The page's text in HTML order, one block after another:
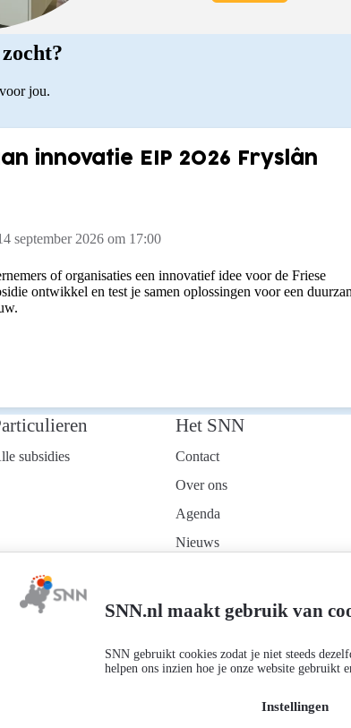
SNN.nl maakt gebruik van
SNN gebruikt cookies zodat je niet steeds
helpen ons inzien hoe je onze website gebruikt
Instellingen
jou.
innovatie EIP 2026 Fryslân
september 2026 om 17:00
of organisaties een innovatief idee voor de Friese
ontwikkel en test je samen oplossingen voor een
subsidies
Het SNN
Contact
Over ons
Agenda
Nieuws
nieuwsbrief